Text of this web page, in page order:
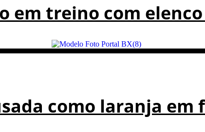
em treino com
como laranja